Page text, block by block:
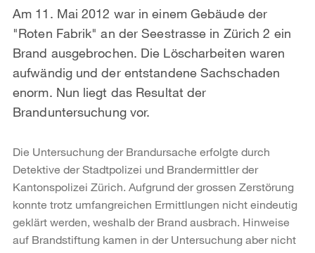
Am 11. Mai 2012 war in einem Gebäude der
"Roten Fabrik" an der Seestrasse in Zürich 2 ein
Brand ausgebrochen. Die Löscharbeiten waren
aufwändig und der entstandene Sachschaden
enorm. Nun liegt das Resultat der
Branduntersuchung vor.
Die Untersuchung der Brandursache erfolgte durch
Detektive der Stadtpolizei und Brandermittler der
Kantonspolizei Zürich. Aufgrund der grossen Zerstörung
konnte trotz umfangreichen Ermittlungen nicht eindeutig
geklärt werden, weshalb der Brand ausbrach. Hinweise
auf Brandstiftung kamen in der Untersuchung aber nicht